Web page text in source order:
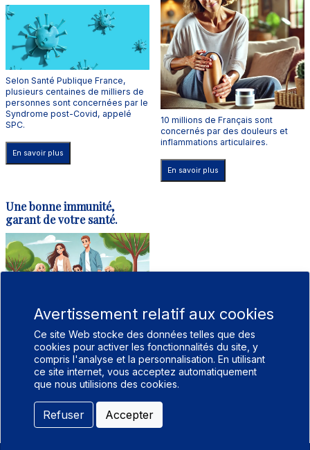
Selon Santé Publique France,
plusieurs centaines de milliers de
personnes sont concernées par le
Syndrome post-Covid, appelé
SPC.
En savoir plus
10 millions de Français sont
concernés par des douleurs et
inflammations articulaires.
En savoir plus
Une bonne immunité,
garant de votre santé.
système immunitaire vise à
protéger votre organisme et le
défendre contre les virus, les
bactéries, les microbes qui
viennent de l’extérieur mais
également de l’intérieur
En savoir plus
Avertissement relatif aux cookies
Ce site Web stocke des données telles que des
cookies pour activer les fonctionnalités du site, y
compris l'analyse et la personnalisation. En utilisant
ce site internet, vous acceptez automatiquement
que nous utilisions des cookies.
Refuser Accepter